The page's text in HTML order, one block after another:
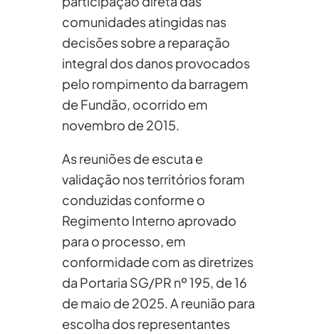
comunidades atingidas nas
decisões sobre a reparação
integral dos danos provocados
pelo rompimento da barragem
de Fundão, ocorrido em
novembro de 2015.
As reuniões de escuta e
validação nos territórios foram
conduzidas conforme o
Regimento Interno aprovado
para o processo, em
conformidade com as diretrizes
da Portaria SG/PR nº 195, de 16
de maio de 2025. A reunião para
escolha dos representantes